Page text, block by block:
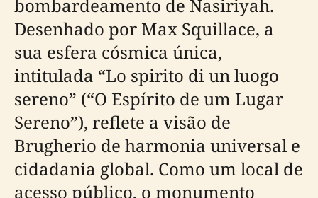
bombardeamento de Nasiriyah.
Desenhado por Max Squillace, a
sua esfera cósmica única,
intitulada “Lo spirito di un luogo
sereno” (“O Espírito de um Lugar
Sereno”), reflete a visão de
Brugherio de harmonia universal e
cidadania global. Como um local de
acesso público, o monumento